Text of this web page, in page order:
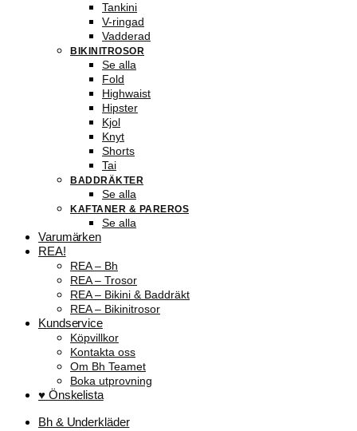
Tankini
V-ringad
Vadderad
BIKINITROSOR
Se alla
Fold
Highwaist
Hipster
Kjol
Knyt
Shorts
Tai
BADDRÄKTER
Se alla
KAFTANER & PAREROS
Se alla
Varumärken
REA!
REA – Bh
REA – Trosor
REA – Bikini & Baddräkt
REA – Bikinitrosor
Kundservice
Köpvillkor
Kontakta oss
Om Bh Teamet
Boka utprovning
♥ Önskelista
Bh & Underkläder